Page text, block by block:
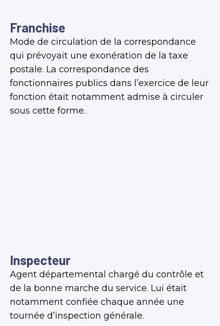
Franchise
Mode de circulation de la correspondance
qui prévoyait une exonération de la taxe
postale. La correspondance des
fonctionnaires publics dans l’exercice de leur
fonction était notamment admise à circuler
sous cette forme.
Inspecteur
Agent départemental chargé du contrôle et
de la bonne marche du service. Lui était
notamment confiée chaque année une
tournée d’inspection générale.